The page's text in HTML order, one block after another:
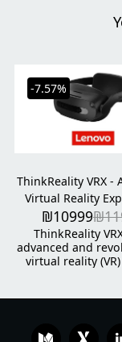
-7.57%
ThinkReality VRX -
Virtual Reality
₪
₪10999
ThinkReality
advanced and
virtual reality
thin profile and
for natural